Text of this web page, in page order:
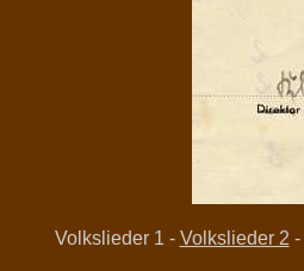
Volkslieder 1 - Volkslieder 2 -